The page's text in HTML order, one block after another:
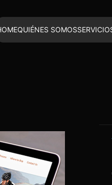
QUIÉNES SOMOS